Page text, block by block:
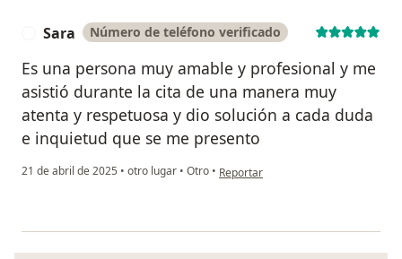
Sara Número de teléfono verificado
Es una persona muy amable y profesional y me
asistió durante la cita de una manera muy
atenta y respetuosa y dio solución a cada duda
e inquietud que se me presento
21 de abril de 2025 • otro lugar • Otro • en opinión del usuario Sara
Reportar